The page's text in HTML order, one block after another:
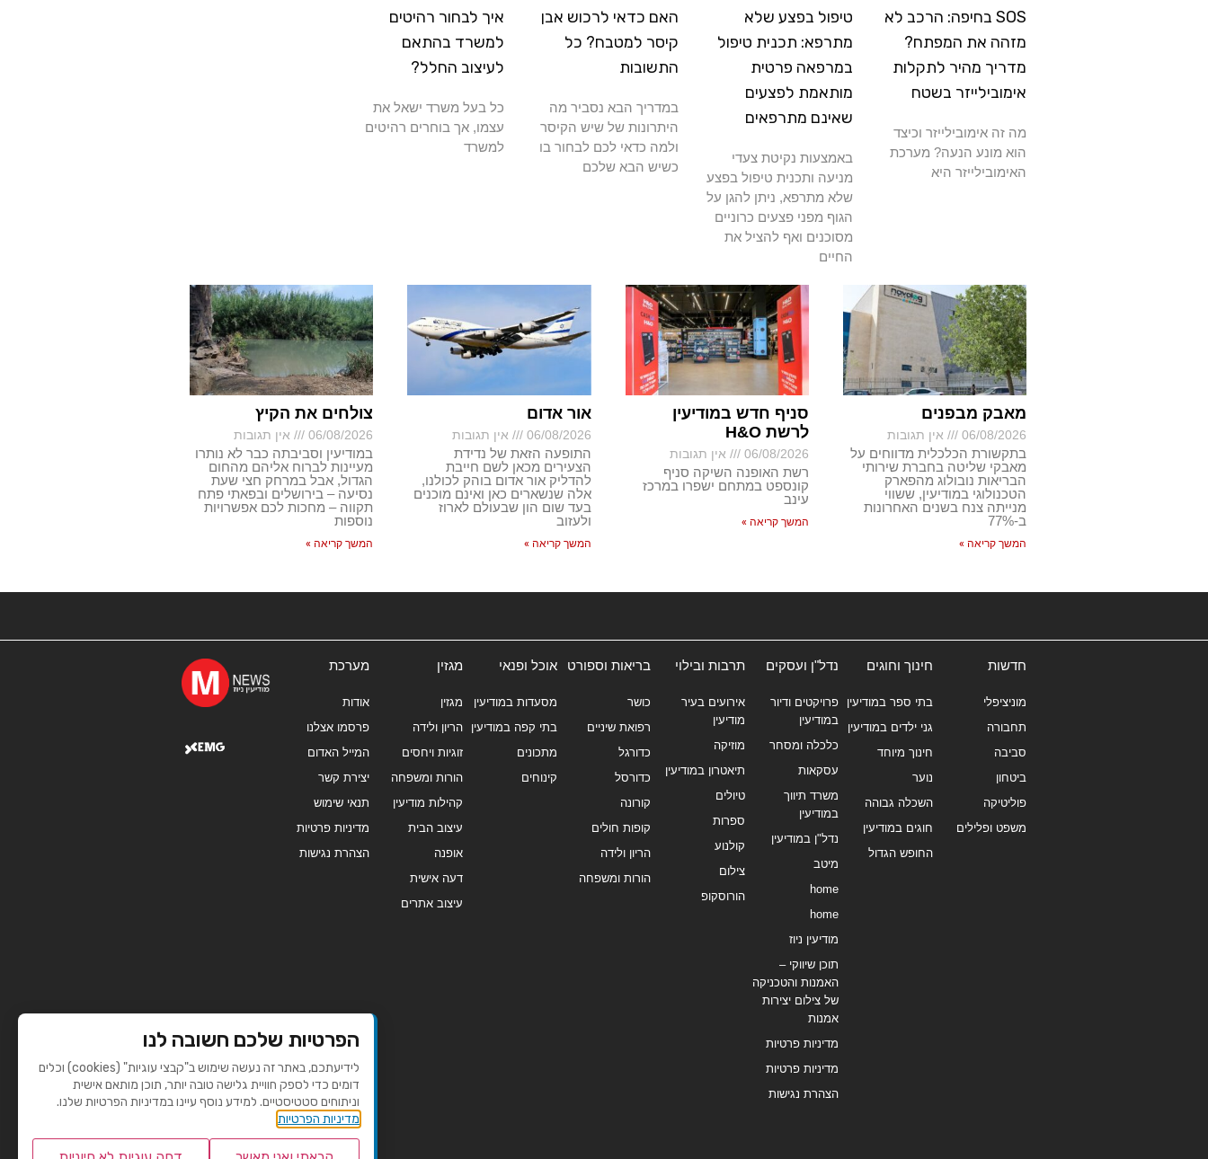
SOS בחיפה: הרכב לא
מזהה את המפתח?
מדריך מהיר לתקלות
אימובילייזר בשטח
מה זה אימובילייזר וכיצד
הוא מונע הנעה? מערכת
האימובילייזר היא
טיפול בפצע שלא
מתרפא: תכנית טיפול
במרפאה פרטית
מותאמת לפצעים
שאינם מתרפאים
באמצעות נקיטת צעדי
מניעה ותכנית טיפול בפצע
שלא מתרפא, ניתן להגן על
הגוף מפני פצעים כרוניים
מסוכנים ואף להציל את
החיים
האם כדאי לרכוש אבן
קיסר למטבח? כל
התשובות
במדריך הבא נסביר מה
היתרונות של שיש הקיסר
ולמה כדאי לכם לבחור בו
כשיש הבא שלכם
איך לבחור רהיטים
למשרד בהתאם
לעיצוב החלל?
כל בעל משרד ישאל את
עצמו, אך בוחרים רהיטים
למשרד
מאבק מבפנים
06/08/2026 אין תגובות
בתקשורת הכלכלית מדווחים על
מאבקי שליטה בחברת שירותי
הבריאות נובולוג מהפארק
הטכנולוגי במודיעין, ששווי
מנייתה צנח בשנים האחרונות
ב-77%
המשך קריאה »
סניף חדש במודיעין
לרשת H&O
06/08/2026 אין תגובות
רשת האופנה השיקה סניף
קונספט במתחם ישפרו במרכז
עינב
המשך קריאה »
אור אדום
06/08/2026 אין תגובות
התופעה הזאת של נדידת
הצעירים מכאן לשם חייבת
להדליק אור אדום בוהק לכולנו,
אלה שנשארים כאן ואינם מוכנים
בעד שום הון שבעולם לארוז
ולעזוב
המשך קריאה »
צולחים את הקיץ
06/08/2026 אין תגובות
במודיעין וסביבתה כבר לא נותרו
מעיינות לברוח אליהם מהחום
הגדול, אבל במרחק חצי שעת
נסיעה – בירושלים ובפאתי פתח
תקווה – מחכות לכם אפשרויות
נוספות
המשך קריאה »
חדשות
מוניציפלי
תחבורה
סביבה
ביטחון
פוליטיקה
משפט ופלילים
חינוך וחוגים
בתי ספר במודיעין
גני ילדים במודיעין
חינוך מיוחד
נוער
השכלה גבוהה
חוגים במודיעין
החופש הגדול
נדל"ן ועסקים
פרויקטים ודיור
במודיעין
כלכלה ומסחר
עסקאות
משרד תיווך
במודיעין
נדל"ן במודיעין
מיטב
home
home
מודיעין ניוז
תוכן שיווקי –
האמנות והטכניקה
של צילום יצירות
אמנות
מדיניות פרטיות
מדיניות פרטיות
הצהרת נגישות
תרבות ובילוי
אירועים בעיר
מודיעין
מוזיקה
תיאטרון במודיעין
טיולים
ספרות
קולנוע
צילום
הורוסקופ
בריאות וספורט
כושר
רפואת שיניים
כדורגל
כדורסל
קורונה
קופות חולים
הריון ולידה
הורות ומשפחה
אוכל ופנאי
מסעדות במודיעין
בתי קפה במודיעין
מתכונים
קינוחים
מגזין
מגזין
הריון ולידה
זוגיות ויחסים
הורות ומשפחה
קהילות מודיעין
עיצוב הבית
אופנה
דעה אישית
עיצוב אתרים
מערכת
אודות
פרסמו אצלנו
המייל האדום
יצירת קשר
תנאי שימוש
מדיניות פרטיות
הצהרת נגישות
הפרטיות שלכם חשובה לנו
לידיעתכם, באתר זה נעשה שימוש ב"קבצי עוגיות" (cookies) וכלים
דומים כדי לספק חוויית גלישה טובה יותר, תוכן מותאם אישית
וניתוחים סטטיסטיים. למידע נוסף עיינו במדיניות הפרטיות שלנו.
מדיניות הפרטיות